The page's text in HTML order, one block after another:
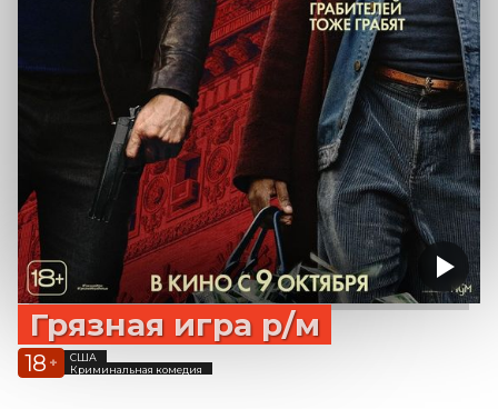
Грязная игра р/м
18 +
США
Криминальная комедия